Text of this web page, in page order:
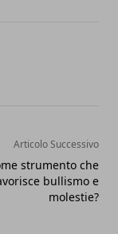
Articolo Successivo
strumento che
bullismo e
molestie?